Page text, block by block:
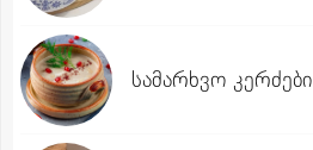
სამარხვო კერძები